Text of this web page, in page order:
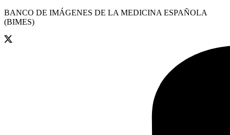
BANCO DE IMÁGENES DE LA MEDICINA ESPAÑOLA
(BIMES)